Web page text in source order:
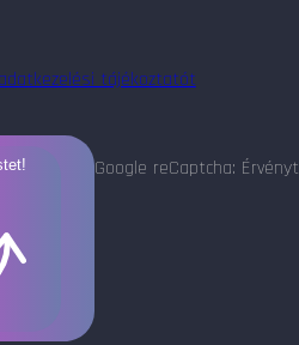
tájékoztatót
Google reCaptcha: